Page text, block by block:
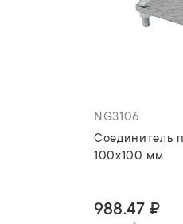
NG3106
Соединитель
100х100 мм
988.47 ₽